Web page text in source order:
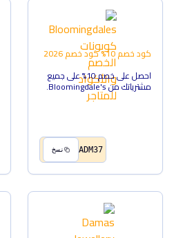
كود خصم 10% كود خصم2026
احصل على خصم 10% على جميع
مشترياتك من Bloomingdale's.
ADM37 نسخ